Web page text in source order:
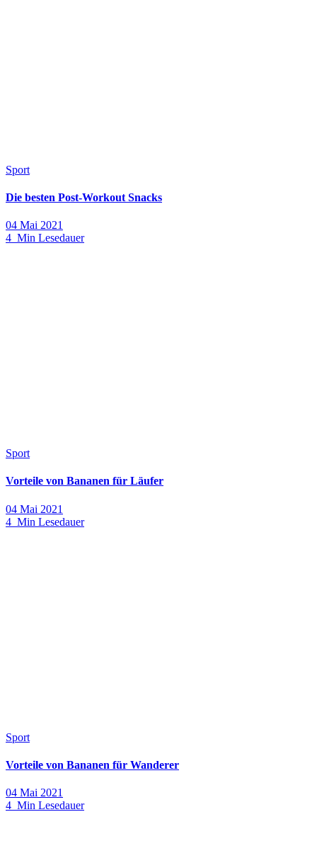
Sport
Die besten Post-Workout Snacks
04 Mai 2021
4 Min Lesedauer
Sport
Vorteile von Bananen für Läufer
04 Mai 2021
4 Min Lesedauer
Sport
Vorteile von Bananen für Wanderer
04 Mai 2021
4 Min Lesedauer